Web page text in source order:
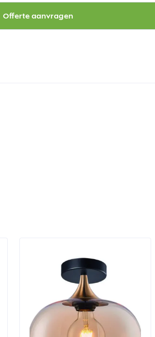
Offerte aanvragen